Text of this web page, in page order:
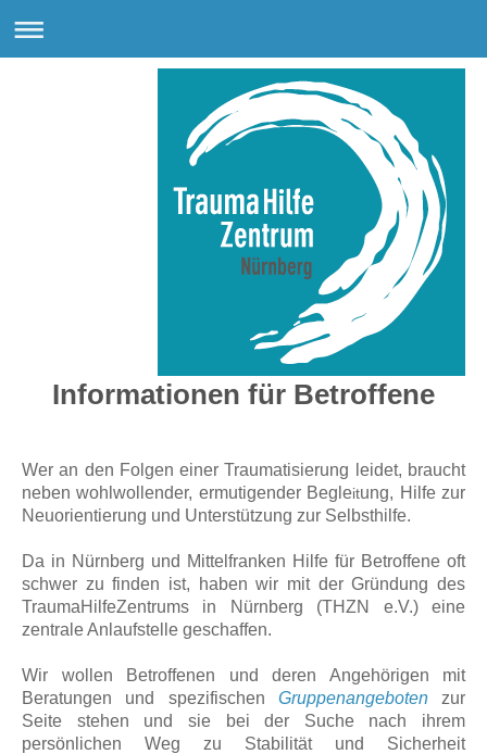
Informationen für Betroffene
Wer an den Folgen einer Traumatisierung leidet, braucht
neben wohlwollender, ermutigender Begleitung, Hilfe zur
Neuorientierung und Unterstützung zur Selbsthilfe.
Da in Nürnberg und Mittelfranken Hilfe für Betroffene oft
schwer zu finden ist, haben wir mit der Gründung des
TraumaHilfeZentrums in Nürnberg (THZN e.V.) eine
zentrale Anlaufstelle geschaffen.
Wir wollen Betroffenen und deren Angehörigen mit
Beratungen
und spezifischen Gruppenangebotenzur
Seite stehen und sie bei der Suche nach ihrem
persönlichen Weg zu Stabilität und Sicherheit